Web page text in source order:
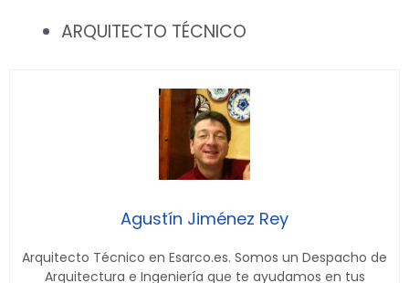
ARQUITECTO TÉCNICO
Agustín Jiménez Rey
Arquitecto Técnico en Esarco.es. Somos un Despacho de
Arquitectura e Ingeniería que te ayudamos en tus